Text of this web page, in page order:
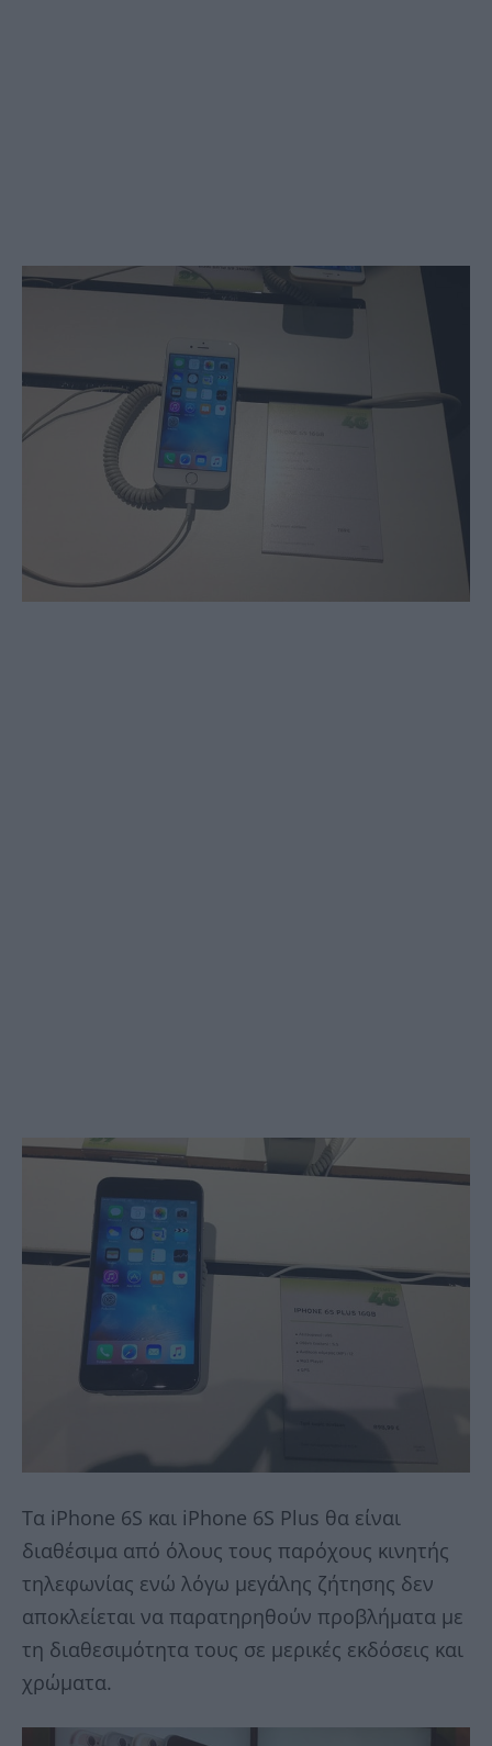
Τα iPhone 6S και iPhone 6S Plus θα είναι
διαθέσιμα από όλους τους παρόχους κινητής
τηλεφωνίας ενώ λόγω μεγάλης ζήτησης δεν
αποκλείεται να παρατηρηθούν προβλήματα με
τη διαθεσιμότητα τους σε μερικές εκδόσεις και
χρώματα.